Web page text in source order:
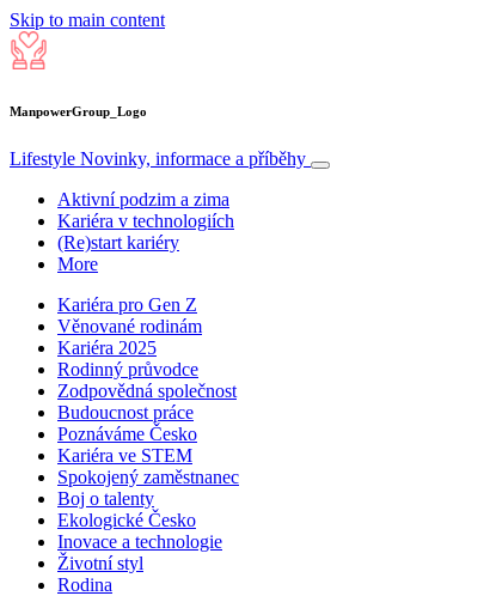
Skip to main content
ManpowerGroup_Logo
Lifestyle Novinky, informace a příběhy
Aktivní podzim a zima
Kariéra v technologiích
(Re)start kariéry
More
Kariéra pro Gen Z
Věnované rodinám
Kariéra 2025
Rodinný průvodce
Zodpovědná společnost
Budoucnost práce
Poznáváme Česko
Kariéra ve STEM
Spokojený zaměstnanec
Boj o talenty
Ekologické Česko
Inovace a technologie
Životní styl
Rodina